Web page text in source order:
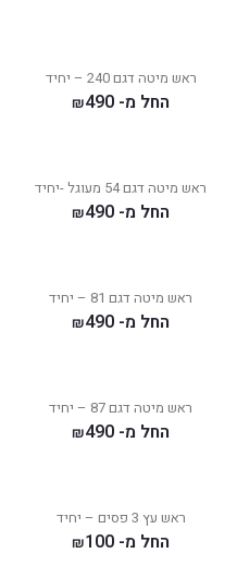
ראש מיטה דגם 240 – יחיד
החל מ- ₪490
ראש מיטה דגם 54 מעוגל -יחיד
החל מ- ₪490
ראש מיטה דגם 81 – יחיד
החל מ- ₪490
ראש מיטה דגם 87 – יחיד
החל מ- ₪490
ראש עץ 3 פסים – יחיד
החל מ- ₪100